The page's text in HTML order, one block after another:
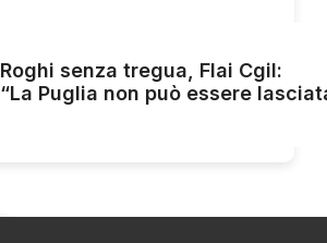
Roghi senza tregua, Flai Cgil:
“La Puglia non può essere